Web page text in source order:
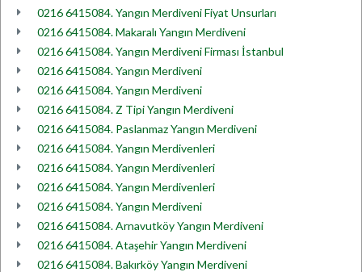
0216 6415084. Yangın Merdiveni Fiyat Unsurları
0216 6415084. Makaralı Yangın Merdiveni
0216 6415084. Yangın Merdiveni Firması İstanbul
0216 6415084. Yangın Merdiveni
0216 6415084. Yangın Merdiveni
0216 6415084. Z Tipi Yangın Merdiveni
0216 6415084. Paslanmaz Yangın Merdiveni
0216 6415084. Yangın Merdivenleri
0216 6415084. Yangın Merdivenleri
0216 6415084. Yangın Merdivenleri
0216 6415084. Yangın Merdiveni
0216 6415084. Arnavutköy Yangın Merdiveni
0216 6415084. Ataşehir Yangın Merdiveni
0216 6415084. Bakırköy Yangın Merdiveni